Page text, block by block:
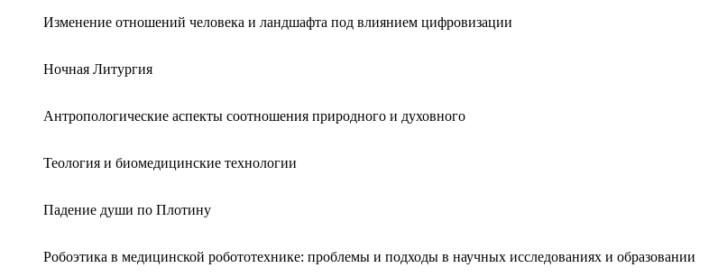
Изменение отношений человека и ландшафта под влиянием цифровизации
Ночная Литургия
Антропологические аспекты соотношения природного и духовного
Теология и биомедицинские технологии
Падение души по Плотину
Робоэтика в медицинской робототехнике: проблемы и подходы в научных исследованиях и образовании